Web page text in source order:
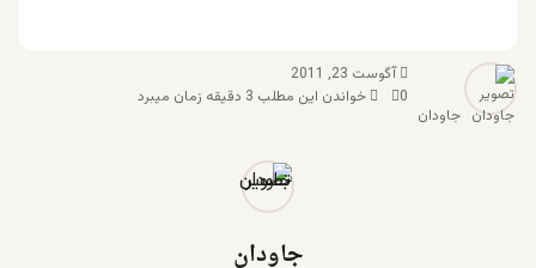
جاودان
آگوست 23, 2011
0
خواندن این مطلب 3 دقیقه زمان میبرد
جاودان